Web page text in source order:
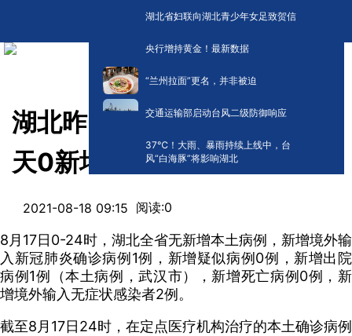
湖北省妇联向湖北青少年女足致贺信
央行增持黄金！最新数据
“兰州拉面”更名，并非被迫
交通运输部启动台风二级防御响应
​37℃！大雨、暴雨持续上线中，台
风“白海豚”将影响湖北
湖北昨日0新增，武汉连续六
天0新增
2021-08-18 09:15 阅读:0
8月17日0-24时，湖北全省无新增本土病例，新增境外输
入新冠肺炎确诊病例1例，新增疑似病例0例，新增出院
病例1例（本土病例，武汉市），新增死亡病例0例，新
增境外输入无症状感染者2例。
截至8月17日24时，在定点医疗机构治疗的本土确诊病例